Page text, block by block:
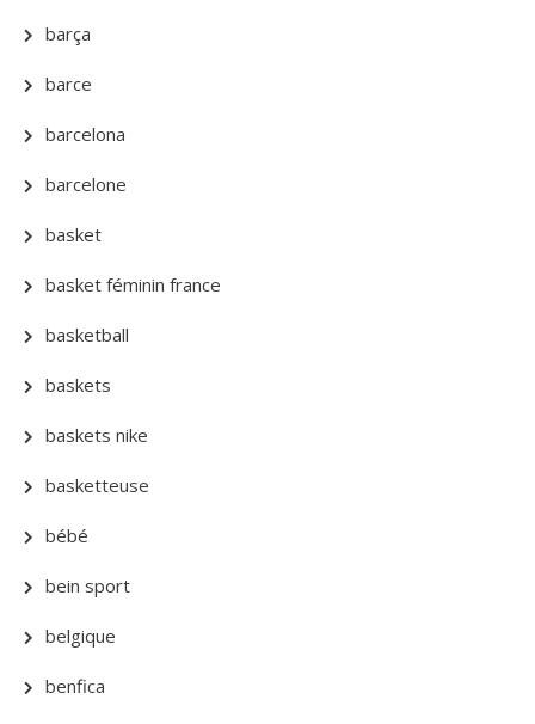
barça
barce
barcelona
barcelone
basket
basket féminin france
basketball
baskets
baskets nike
basketteuse
bébé
bein sport
belgique
benfica